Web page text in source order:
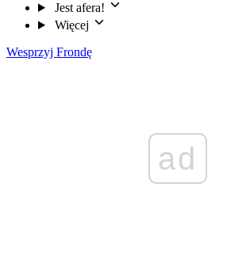
Jest afera!
Więcej
Wesprzyj Frondę
ad